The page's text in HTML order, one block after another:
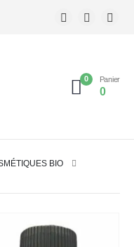
0 Panier
0
BIO